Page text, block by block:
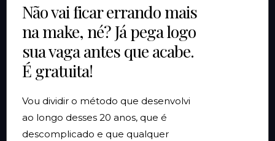
Não vai ficar errando mais
na make, né? Já pega logo
sua vaga antes que acabe.
É gratuita!
Vou dividir o método que desenvolvi
ao longo desses 20 anos, que é
descomplicado e que qualquer